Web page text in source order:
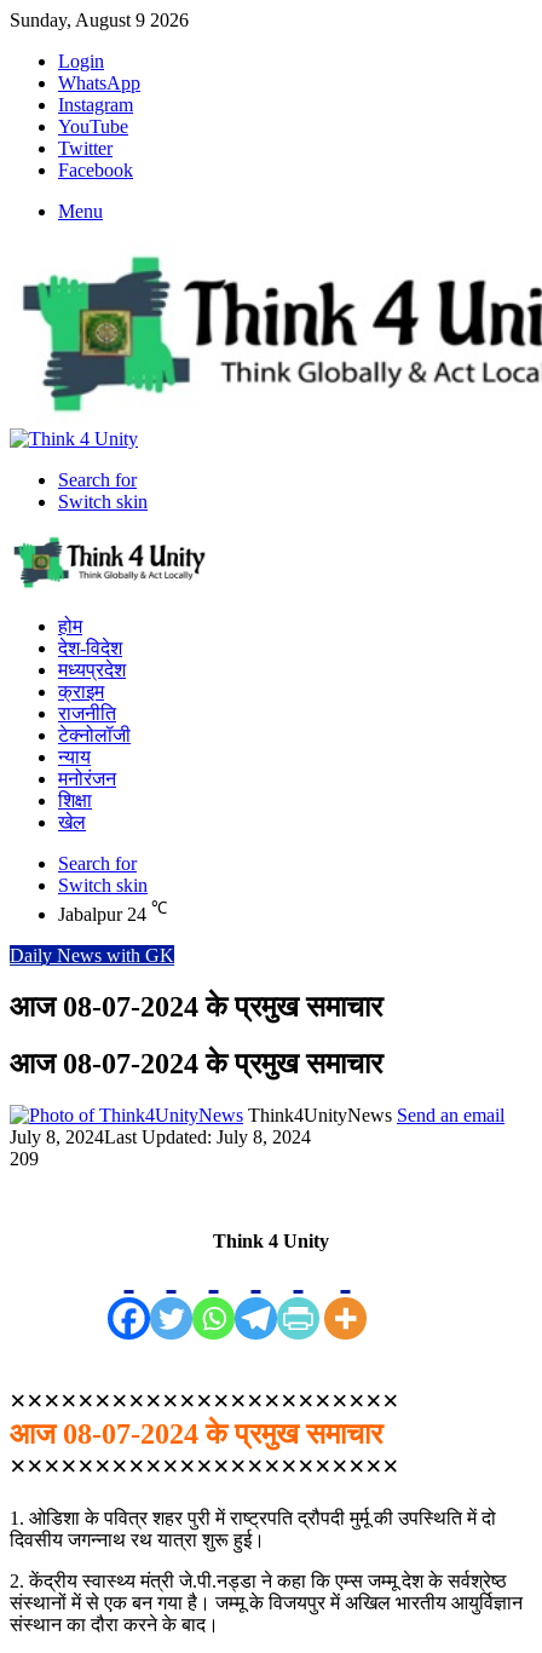
Sunday, August 9 2026
Login
WhatsApp
Instagram
YouTube
Twitter
Facebook
Menu
Search for
Switch skin
होम
देश-विदेश
मध्यप्रदेश
क्राइम
राजनीति
टेक्नोलॉजी
न्याय
मनोरंजन
शिक्षा
खेल
Search for
Switch skin
Jabalpur 24 ℃
Daily News with GK
आज 08-07-2024 के प्रमुख समाचार
आज 08-07-2024 के प्रमुख समाचार
Think4UnityNews Send an email
July 8, 2024Last Updated: July 8, 2024
209
Think 4 Unity
×××××××××××××××××××××××
आज 08-07-2024 के प्रमुख समाचार
×××××××××××××××××××××××
1. ओडिशा के पवित्र शहर पुरी में राष्ट्रपति द्रौपदी मुर्मू की उपस्थिति में दो
दिवसीय जगन्नाथ रथ यात्रा शुरू हुई।
2. केंद्रीय स्वास्थ्य मंत्री जे.पी.नड्डा ने कहा कि एम्स जम्मू देश के सर्वश्रेष्ठ
संस्थानों में से एक बन गया है। जम्मू के विजयपुर में अखिल भारतीय आयुर्विज्ञान
संस्थान का दौरा करने के बाद।